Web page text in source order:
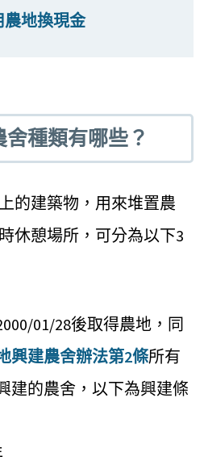
地換現金
種類有哪些？
的建築物，用來堆置農
休憩場所，可分為以下3
01/28後取得農地，同
興建農舍辦法第2條所有
建的農舍，以下為興建條